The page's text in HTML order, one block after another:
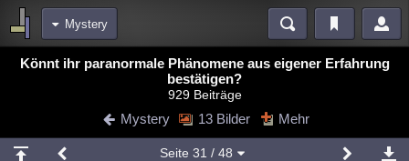
Mystery
Bereiche
Blogs
Neuigkeiten
meine Rubriken
Könnt ihr paranormale Phänomene aus eigener Erfahrung
bestätigen?
929 Beiträge
Mystery 13 Bilder Mehr
Seite 31 / 48